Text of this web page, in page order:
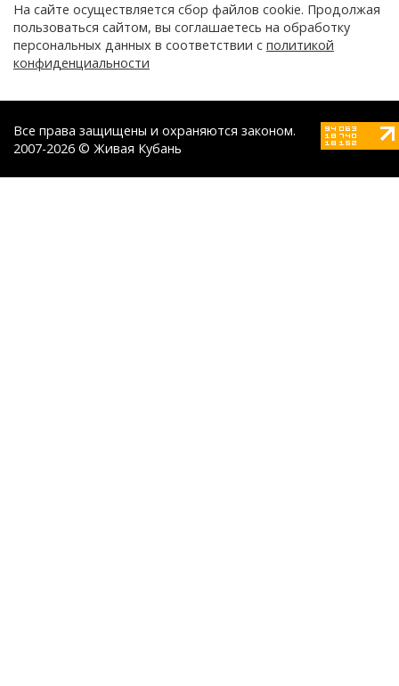
На сайте осуществляется сбор файлов cookie. Продолжая
пользоваться сайтом, вы соглашаетесь на обработку
персональных данных в соответствии с политикой
конфиденциальности
Все права защищены и охраняются законом.
2007-2026 © Живая Кубань